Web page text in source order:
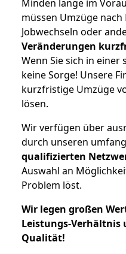
Minden lange im
müssen Umzüge
Jobwechseln oder
Veränderungen
Wenn Sie sich in
keine Sorge! Unsere
kurzfristige Umzüge
lösen.
Wir verfügen über
durch unseren
qualifizierten
Auswahl an
Problem löst.
Wir legen großen
Leistungs-Verhältnis
Qualität!